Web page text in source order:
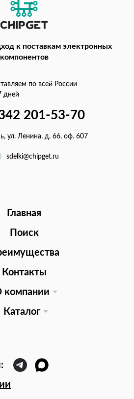
к поставкам электронных
компонентов
по всей России
дней
201-53-70
ул. Ленина, д. 66, оф. 607
sdelki@chipget.ru
Главная
Поиск
Контакты
компании
Каталог